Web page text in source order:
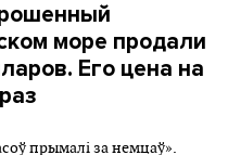
море продали
Его цена на